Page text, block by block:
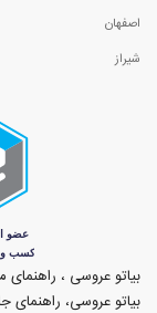
اصفهان
شیراز
بیاتو عروسی ،
بیاتو عروسی،